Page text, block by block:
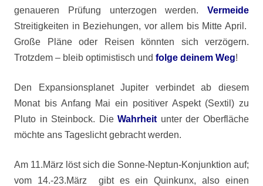
genaueren Prüfung unterzogen werden. Vermeide
Streitigkeiten in Beziehungen, vor allem bis Mitte April.
Große Pläne oder Reisen könnten sich verzögern.
Trotzdem – bleib optimistisch und folge deinem Weg!
Den Expansionsplanet Jupiter verbindet ab diesem
Monat bis Anfang Mai ein positiver Aspekt (Sextil) zu
Pluto in Steinbock. DieWahrheit unter der Oberfläche
möchte ans Tageslicht gebracht werden.
Am 11.März löst sich die Sonne-Neptun-Konjunktion auf;
vom 14.-23.März gibt es ein Quinkunx, also einen